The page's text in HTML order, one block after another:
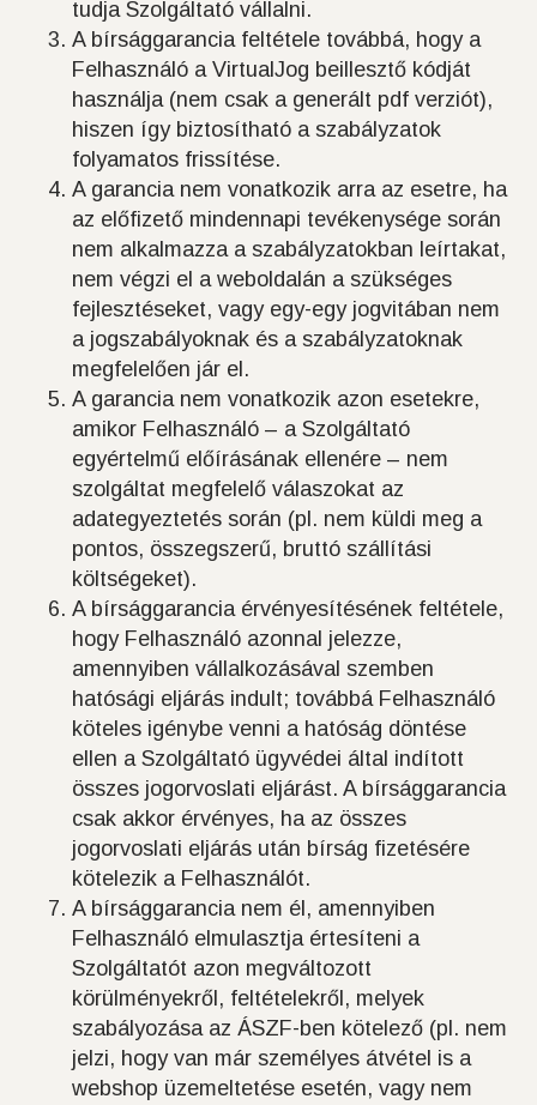
tudja Szolgáltató vállalni.
A bírsággarancia feltétele továbbá, hogy a
Felhasználó a VirtualJog beillesztő kódját
használja (nem csak a generált pdf verziót),
hiszen így biztosítható a szabályzatok
folyamatos frissítése.
A garancia nem vonatkozik arra az esetre, ha
az előfizető mindennapi tevékenysége során
nem alkalmazza a szabályzatokban leírtakat,
nem végzi el a weboldalán a szükséges
fejlesztéseket, vagy egy-egy jogvitában nem
a jogszabályoknak és a szabályzatoknak
megfelelően jár el.
A garancia nem vonatkozik azon esetekre,
amikor Felhasználó – a Szolgáltató
egyértelmű előírásának ellenére – nem
szolgáltat megfelelő válaszokat az
adategyeztetés során (pl. nem küldi meg a
pontos, összegszerű, bruttó szállítási
költségeket).
A bírsággarancia érvényesítésének feltétele,
hogy Felhasználó azonnal jelezze,
amennyiben vállalkozásával szemben
hatósági eljárás indult; továbbá Felhasználó
köteles igénybe venni a hatóság döntése
ellen a Szolgáltató ügyvédei által indított
összes jogorvoslati eljárást. A bírsággarancia
csak akkor érvényes, ha az összes
jogorvoslati eljárás után bírság fizetésére
kötelezik a Felhasználót.
A bírsággarancia nem él, amennyiben
Felhasználó elmulasztja értesíteni a
Szolgáltatót azon megváltozott
körülményekről, feltételekről, melyek
szabályozása az ÁSZF-ben kötelező (pl. nem
jelzi, hogy van már személyes átvétel is a
webshop üzemeltetése esetén, vagy nem